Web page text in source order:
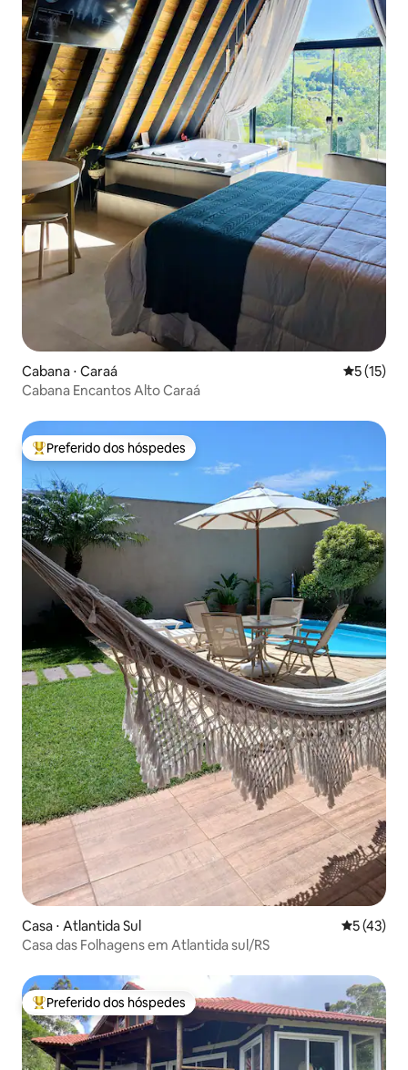
Cabana ⋅ Caraá 5 de uma
5 (15)
Cabana Encantos Alto Caraá
Entre os melhores preferidos dos hóspedes
Preferido dos hóspedes
Casa ⋅ Atlantida Sul 5 de uma
5 (43)
Casa das Folhagens em Atlantida sul/RS
Entre os melhores preferidos dos hóspedes
Preferido dos hóspedes